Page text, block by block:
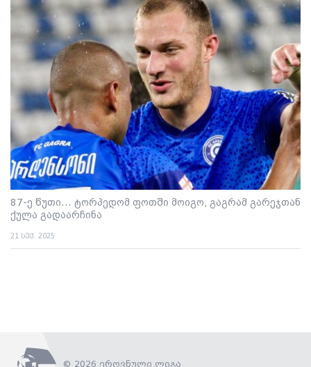
87-ე წუთი... ტორპედომ ფოთში მოიგო, გაგრამ გარეჯთან
ქულა გადაარჩინა
21 სექ. 2025
© 2026 ეროვნული ლიგა